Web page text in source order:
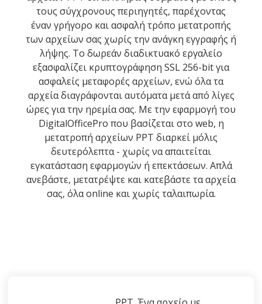
τους σύγχρονους περιηγητές, παρέχοντας
έναν γρήγορο και ασφαλή τρόπο μετατροπής
των αρχείων σας χωρίς την ανάγκη εγγραφής ή
λήψης. Το δωρεάν διαδικτυακό εργαλείο
εξασφαλίζει κρυπτογράφηση SSL 256-bit για
ασφαλείς μεταφορές αρχείων, ενώ όλα τα
αρχεία διαγράφονται αυτόματα μετά από λίγες
ώρες για την ηρεμία σας. Με την εφαρμογή του
DigitalOfficePro που βασίζεται στο web, η
μετατροπή αρχείων PPT διαρκεί μόλις
δευτερόλεπτα - χωρίς να απαιτείται
εγκατάσταση εφαρμογών ή επεκτάσεων. Απλά
ανεβάστε, μετατρέψτε και κατεβάστε τα αρχεία
σας, όλα online και χωρίς ταλαιπωρία.